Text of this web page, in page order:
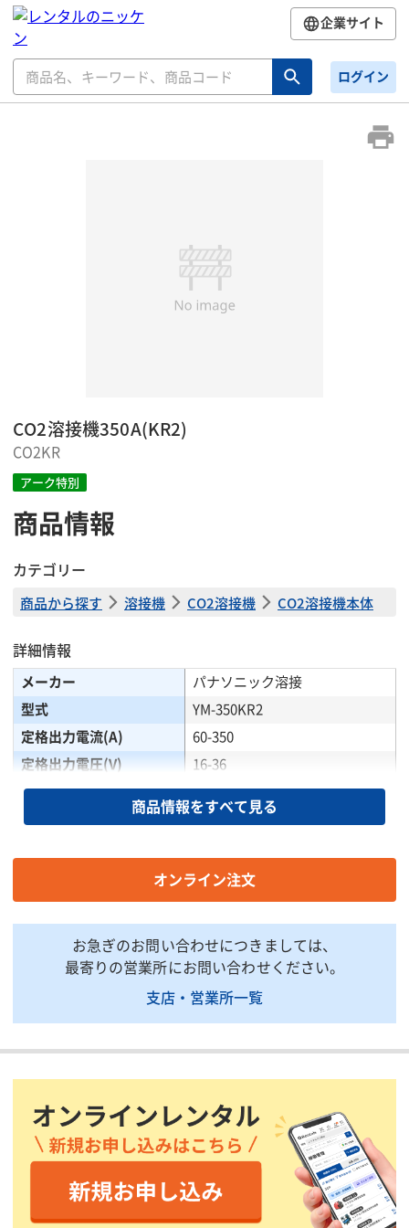
企業サイト
ログイン
CO2溶接機350A(KR2)
CO2KR
アーク特別
商品情報
カテゴリー
商品から探す 溶接機 CO2溶接機 CO2溶接機本体
詳細情報
メーカー
パナソニック溶接
型式
YM-350KR2
定格出力電流(A)
60-350
定格出力電圧(V)
16-36
定格入力電圧(V)
三相 200
定格周波数(Hz)
50
クレータ電圧(V)
16-36
電源設備容量(kVA)
質量(kg)
95
オプション品
溶接用キャブタイヤ
WCT20m/CO2延長ケーブル
20m
ワイヤー送給装置 型式
商品情報をすべて見る
オンライン注文
お急ぎのお問い合わせにつきましては、
最寄りの営業所にお問い合わせください。
支店・営業所一覧